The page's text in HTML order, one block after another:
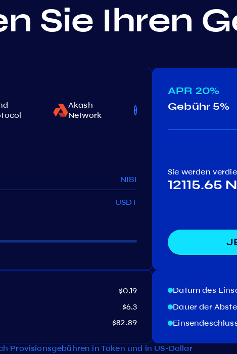
Sie Ihren
Akash
Network
Archway
NIBI
USDT
$0.19
$6.3
$82.89
APR 20%
Gebühr 5%
Sie werden
12115.65
Datum des
Dauer der
Provisionsgebühren in Token und in US-Dollar